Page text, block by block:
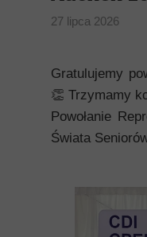
27 lipca 2026
Gratulujemy
👏 Trzymamy
Powołanie
Świata